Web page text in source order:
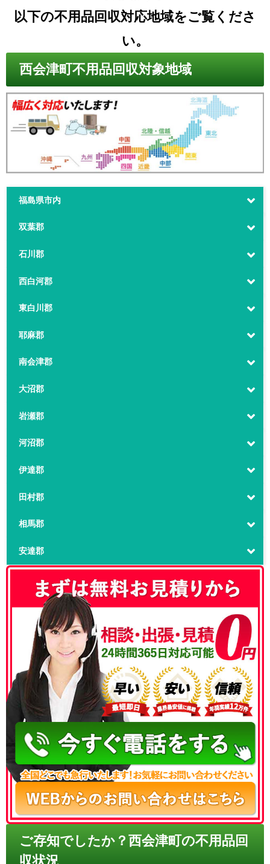
以下の不用品回収対応地域をご覧くださ
い。
西会津町不用品回収対象地域
福島県市内
双葉郡
石川郡
西白河郡
東白川郡
耶麻郡
南会津郡
大沼郡
岩瀬郡
河沼郡
伊達郡
田村郡
相馬郡
安達郡
050-3186-4780
ご存知でしたか？西会津町の不用品回
収状況